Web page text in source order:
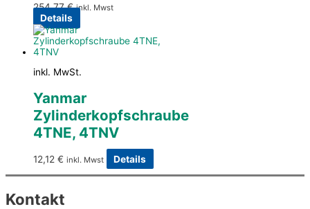
254,77€ inkl. Mwst
Details
inkl. MwSt.
Yanmar
Zylinderkopfschraube
4TNE, 4TNV
12,12 € inkl. Mwst Details
Kontakt